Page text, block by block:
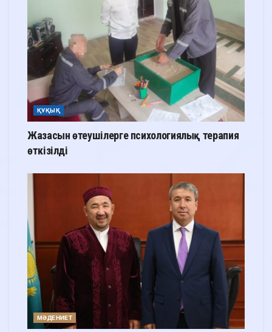
ҚҰҚЫҚ
Жазасын өтеушілерге психологиялық терапия
өткізілді
МӘДЕНИЕТ